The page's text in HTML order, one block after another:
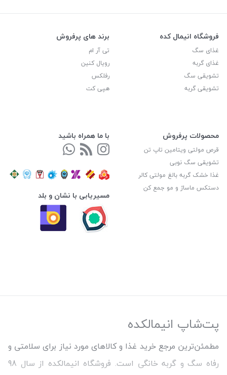
فروشگاه انیمال کده
غذای سگ
غذای گربه
تشویقی سگ
تشویقی گربه
برند های پرفروش
تی آر ام
رویال کنین
رفلکس
هپی کت
محصولات پرفروش
قرص مولتی ویتامین تاپ تن
تشویقی سگ نوبی
غذا خشک گربه بالغ مولتی کالر
دستکس ماساژ و مو جمع کن
با ما همراه باشید
مسیریابی با نشان و بلد
پت‌شاپ انیمالکده
مطمئن‌ترین مرجع خرید غذا و کالاهای مورد نیاز برای سلامتی و
رفاه سگ و گربه خانگی است. فروشگاه انیمالکده از سال 98